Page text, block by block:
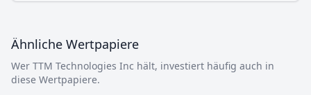
Ähnliche Wertpapiere
Wer TTM Technologies Inc hält, investiert häufig auch in
diese Wertpapiere.